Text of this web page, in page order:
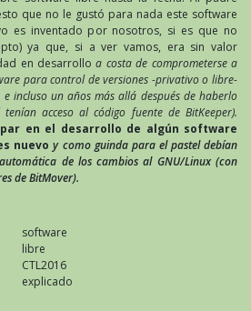
que no le gustó para nada este software
es inventado por nosotros, si es que no
ya que, si a ver vamos, era sin valor
en desarrolloa costa de comprometerse a
para control de versiones -privativo o libre-
incluso un años más allá después de haberlo
acceso al código fuente de BitKeeper).
en el desarrollo de algún software
nuevo y como guinda para el pastel debían
de los cambios al GNU/Linux (con
de BitMover).
software
libre
CTL2016
explicado